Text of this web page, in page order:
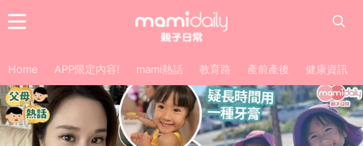
Home APP限定內容! mami熱話 教育路 產前產後 健康資訊